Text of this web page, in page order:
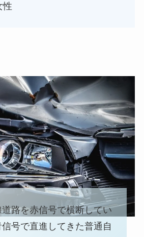
性
路を赤信号で横断してい
号で直進してきた普通自